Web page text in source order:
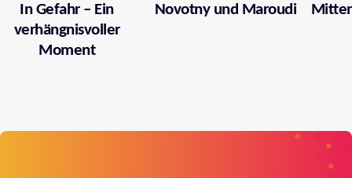
In Gefahr – Ein
verhängnisvoller
Moment
Novotny und Maroudi